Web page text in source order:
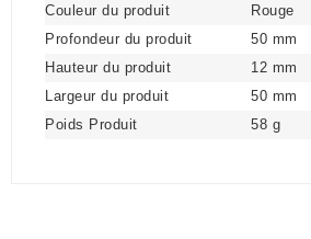
Couleur du produit
Rouge
Profondeur du produit
50 mm
Hauteur du produit
12 mm
Largeur du produit
50 mm
Poids Produit
58 g